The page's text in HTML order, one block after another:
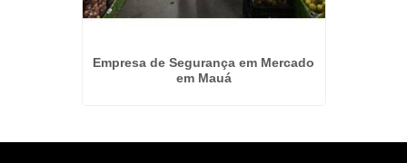
Empresa de Segurança em Mercado
em Mauá